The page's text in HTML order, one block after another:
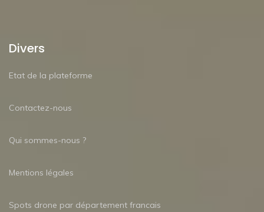
Divers
Etat de la plateforme
Contactez-nous
Qui sommes-nous ?
Mentions légales
Spots drone par département francais